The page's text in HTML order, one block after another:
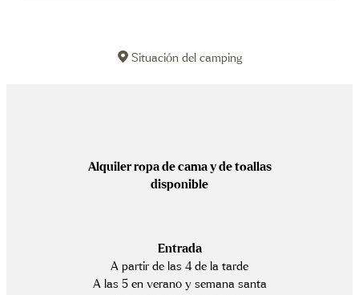
Situación del camping
Alquiler ropa de cama y de toallas
disponible
Entrada
A partir de las 4 de la tarde
A las 5 en verano y semana santa